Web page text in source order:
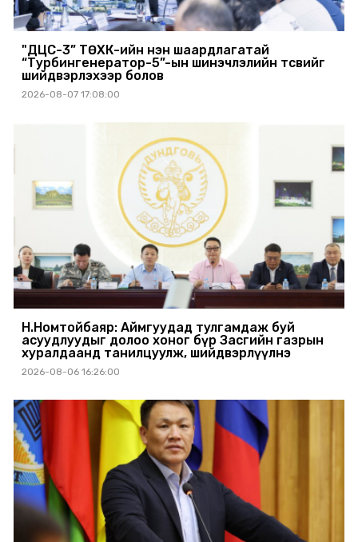
"ДЦС-3” ТӨХК-ийн нэн шаардлагатай
“Турбингенератор-5”-ын шинэчлэлийн төсвийг
шийдвэрлэхээр болов
2026-08-07 17:08:00
Н.Номтойбаяр: Аймгуудад тулгамдаж буй
асуудлуудыг долоо хоног бүр Засгийн газрын
хуралдаанд танилцуулж, шийдвэрлүүлнэ
2026-08-06 16:26:00